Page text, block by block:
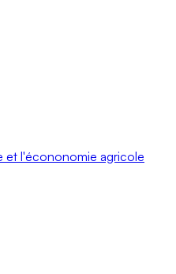
et l'écononomie agricole